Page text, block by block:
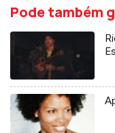
Pode também